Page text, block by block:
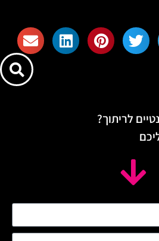
לריתוך?